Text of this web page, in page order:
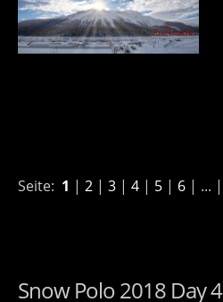
Seite: 1 | 2 | 3 | 4 | 5 | 6 | ... |
Snow Polo 2018 Day 4